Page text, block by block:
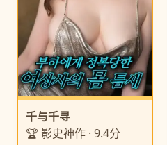
千与千寻
🏆 影史神作 · 9.4分